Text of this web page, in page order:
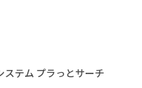
テム プラっとサーチ